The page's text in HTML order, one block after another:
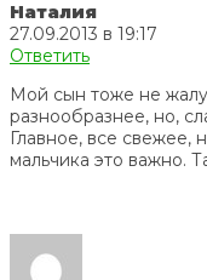
Наталия
27.09.2013 в 19:17
Ответить
Мой сын тоже не
разнообразнее, но,
Главное, все свежее,
мальчика это важно.